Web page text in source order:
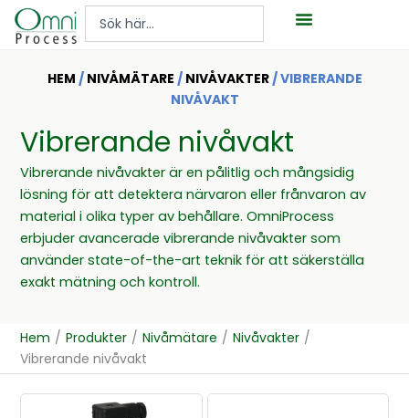
Hoppa
Search
HEM / NIVÅMÄTARE / NIVÅVAKTER/ VIBRERANDE
NIVÅVAKT
Vibrerande nivåvakt
Vibrerande nivåvakter är en pålitlig och mångsidig
lösning för att detektera närvaron eller frånvaron av
material i olika typer av behållare. OmniProcess
erbjuder avancerade vibrerande nivåvakter som
använder state-of-the-art teknik för att säkerställa
exakt mätning och kontroll.
Hem / Produkter / Nivåmätare / Nivåvakter /
Vibrerande nivåvakt